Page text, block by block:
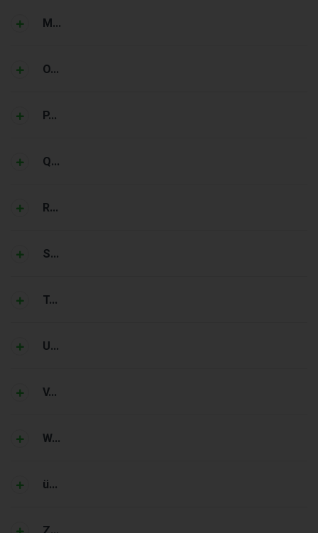
M...
O...
P...
Q...
R...
S...
T...
U...
V...
W...
ü...